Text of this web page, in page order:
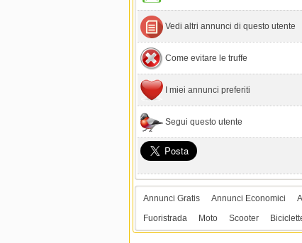
Vedi altri annunci di questo utente
Come evitare le truffe
I miei annunci preferiti
Segui questo utente
Annunci Gratis Annunci Economici
Fuoristrada
Moto Scooter